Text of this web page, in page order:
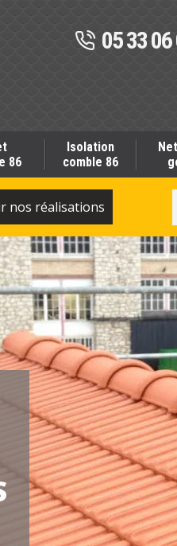
05 33
86
Isolation
comble 86
nos réalisations